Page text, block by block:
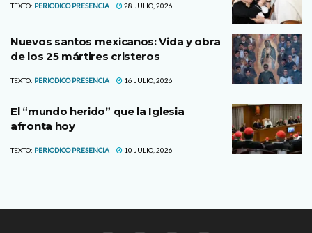
TEXTO: PERIODICO PRESENCIA 28 JULIO, 2026
Nuevos santos mexicanos: Vida y obra
de los 25 mártires cristeros
TEXTO: PERIODICO PRESENCIA 16 JULIO, 2026
El “mundo herido” que la Iglesia
afronta hoy
TEXTO: PERIODICO PRESENCIA 10 JULIO, 2026